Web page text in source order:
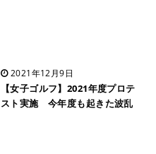
2021年12月9日
【女子ゴルフ】2021年度プロテ
スト実施 今年度も起きた波乱